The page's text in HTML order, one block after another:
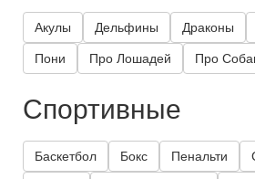
Акулы Дельфины Драконы
Пони Про Лошадей Про
Спортивные
Баскетбол Бокс Пенальти